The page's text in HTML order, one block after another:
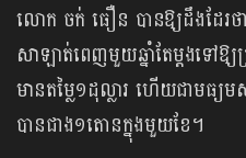
លោក ចក់ ធឿន បានឱ្យដឹងដែរ
សាឡាត់ពេញមួយឆ្នាំតែម្ដងទ
មានតម្លៃ១ដុល្លារ ហើយជាមធ្
បានជាង១តោនក្នុងមួយខែ។